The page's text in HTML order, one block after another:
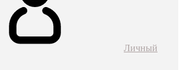
Личный